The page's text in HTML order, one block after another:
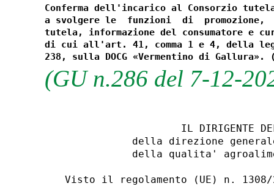
Conferma dell'incarico al Consorzio
a svolgere le  funzioni  di  promozione,
tutela, informazione del consumatore e
di cui all'art. 41, comma 1 e 4, della
(GU n.286 del 7-12-
IL DIRIGENTE
della direzione
della qualita'
Visto il regolamento (UE) n.